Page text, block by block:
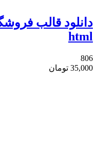
دانلود قالب
html
806
35,000 تومان